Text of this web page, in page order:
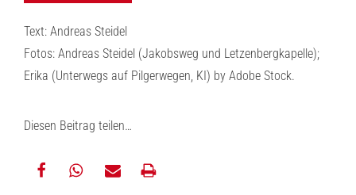
Text: Andreas Steidel
Fotos: Andreas Steidel (Jakobsweg und Letzenbergkapelle);
Erika (Unterwegs auf Pilgerwegen, KI) by Adobe Stock.
Diesen Beitrag teilen…